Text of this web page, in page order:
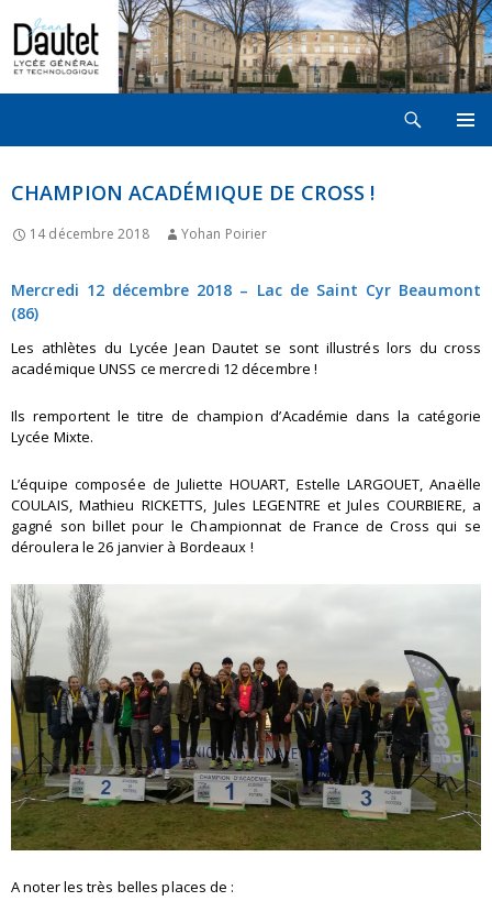
CONTENU
CHAMPION ACADÉMIQUE DE CROSS !
14 décembre 2018 Yohan Poirier
Mercredi 12 décembre 2018 – Lac de Saint Cyr Beaumont
(86)
Les athlètes du Lycée Jean Dautet se sont illustrés lors du cross
académique UNSS ce mercredi 12 décembre !
Ils remportent le titre de champion d’Académie dans la catégorie
Lycée Mixte.
L’équipe composée de Juliette HOUART, Estelle LARGOUET, Anaëlle
COULAIS, Mathieu RICKETTS, Jules LEGENTRE et Jules COURBIERE, a
gagné son billet pour le Championnat de France de Cross qui se
déroulera le 26 janvier à Bordeaux !
A noter les très belles places de :